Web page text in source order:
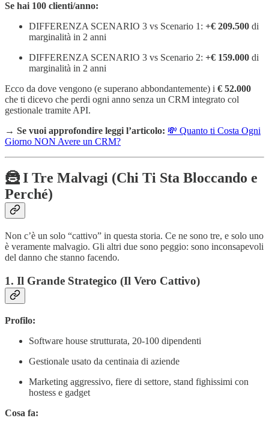
Se hai 100 clienti/anno:
DIFFERENZA SCENARIO 3 vs Scenario 1: +€ 209.500 di
marginalità in 2 anni
DIFFERENZA SCENARIO 3 vs Scenario 2: +€ 159.000 di
marginalità in 2 anni
Ecco da dove vengono (e superano abbondantemente) i € 52.000
che ti dicevo che perdi ogni anno senza un CRM integrato col
gestionale tramite API.
→ Se vuoi approfondire leggi l’articolo: 💸 Quanto ti Costa Ogni
Giorno NON Avere un CRM?
🦹 I Tre Malvagi (Chi Ti Sta Bloccando e
Perché)
Non c’è un solo “cattivo” in questa storia. Ce ne sono tre, e solo uno
è veramente malvagio. Gli altri due sono peggio: sono inconsapevoli
del danno che stanno facendo.
1. Il Grande Strategico (Il Vero Cattivo)
Profilo:
Software house strutturata, 20-100 dipendenti
Gestionale usato da centinaia di aziende
Marketing aggressivo, fiere di settore, stand fighissimi con
hostess e gadget
Cosa fa: